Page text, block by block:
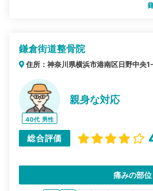
鎌倉街道整骨院
住所：神奈川県横浜市港南区日野中央
40代 男性
親身な対応
総合評価
痛みの部位